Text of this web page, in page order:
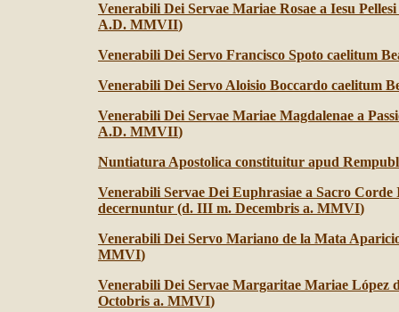
Venerabili Dei Servae Mariae Rosae a Iesu
A.D. MMVII)
Venerabili Dei Servo Francisco Spoto caelitum
Venerabili Dei Servo Aloisio Boccardo
Venerabili Dei Servae Mariae Magdalenae a
A.D. MMVII)
Nuntiatura Apostolica constituitur apud
Venerabili Servae Dei Euphrasiae a Sacro
decernuntur (d. III m. Decembris a. MMVI)
Venerabili Dei Servo Mariano de la Mata
MMVI)
Venerabili Dei Servae Margaritae Mariae
Octobris a. MMVI)